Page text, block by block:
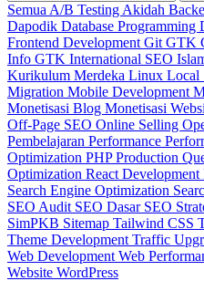
Semua A/B Testing Akidah
Dapodik Database Programming
Frontend Development Git GTK
Info GTK International SEO
Kurikulum Merdeka Linux Local
Migration Mobile Development
Monetisasi Blog Monetisasi
Off-Page SEO Online Selling
Pembelajaran Performance
Optimization PHPProduction
Optimization React Development
Search Engine Optimization
SEO Audit SEO Dasar SEO
SimPKB Sitemap Tailwind CSS
Theme Development Traffic
Web Development Web
Website WordPress